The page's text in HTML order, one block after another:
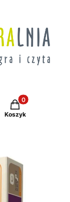
Produkty w
Koszyk